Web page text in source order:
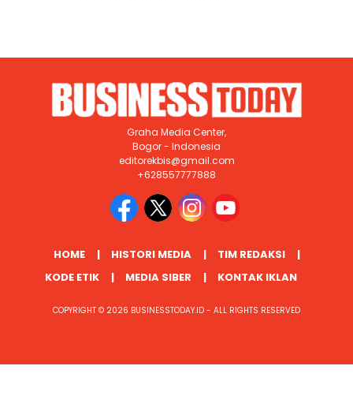
Graha Media Center,
Bogor - Indonesia
editorekbis@gmail.com
+628557777888
HOME HISTORI MEDIA
TIM REDAKSI
KODE ETIK
MEDIA SIBER KONTAK IKLAN
COPYRIGHT © 2026 BUSINESSTODAY.ID - ALL RIGHTS RESERVED